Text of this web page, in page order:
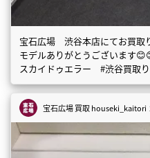
宝石広場 渋谷本店にてお買取
モデルありがとうございます
スカイドゥエラー #渋谷買取り
宝石広場 買取houseki_kaitori